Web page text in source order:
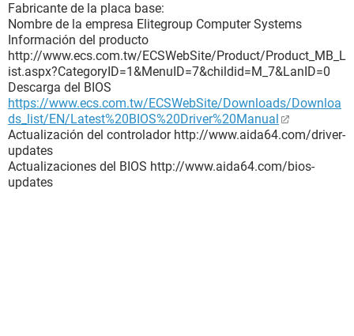
Fabricante de la placa base:
Nombre de la empresa Elitegroup Computer Systems
Información del producto
http://www.ecs.com.tw/ECSWebSite/Product/Product_MB_L
ist.aspx?CategoryID=1&MenuID=7&childid=M_7&LanID=0
Descarga del BIOS
https://www.ecs.com.tw/ECSWebSite/Downloads/Downloa
ds_list/EN/Latest%20BIOS%20Driver%20Manual
Actualización del controlador http://www.aida64.com/driver-
updates
Actualizaciones del BIOS http://www.aida64.com/bios-
updates